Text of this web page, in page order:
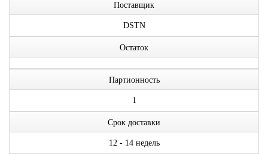
Поставщик
DSTN
Остаток
Партионность
1
Срок доставки
12 - 14 недель